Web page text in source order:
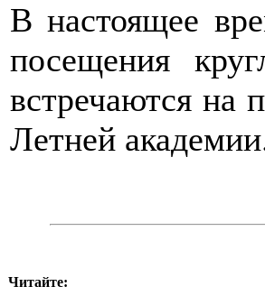
В настоящее
посещения
встречаются на
Летней
Читайте: